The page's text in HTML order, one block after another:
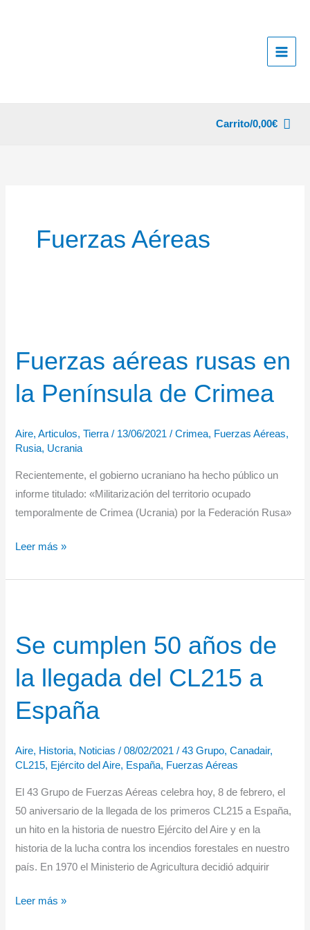
Carrito/0,00€
Fuerzas Aéreas
Fuerzas aéreas rusas en
la Península de Crimea
Aire,Articulos,Tierra / 13/06/2021/Crimea, Fuerzas Aéreas,
Rusia, Ucrania
Recientemente, el gobierno ucraniano ha hecho público un
informe titulado: «Militarización del territorio ocupado
temporalmente de Crimea (Ucrania) por la Federación Rusa»
Fuerzas
rusas
Península
Crimea
Leer más »
Se cumplen 50 años de
la llegada del CL215 a
España
Aire, Historia, Noticias /08/02/2021/43 Grupo,Canadair,
CL215, Ejército del Aire, España, Fuerzas Aéreas
El 43 Grupo de Fuerzas Aéreas celebra hoy, 8 de febrero, el
50 aniversario de la llegada de los primeros CL215 a España,
un hito en la historia de nuestro Ejército del Aire y en la
historia de la lucha contra los incendios forestales en nuestro
país. En 1970 el Ministerio de Agricultura decidió adquirir
Se
Leer más »